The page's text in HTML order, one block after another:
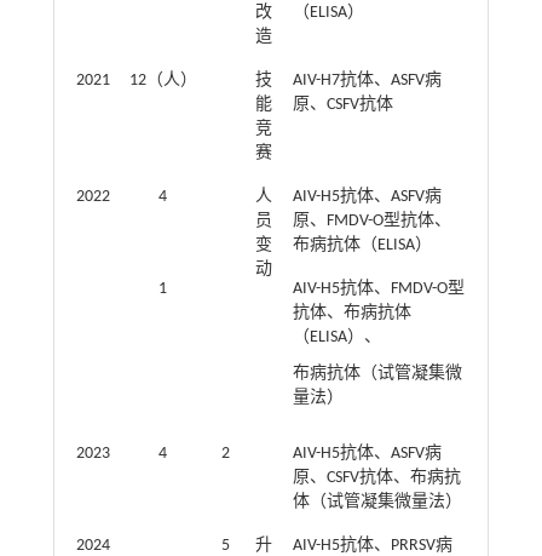
改
造
（ELISA）
2021 12（人）
技
能
竞
赛
AIV-H7抗体、ASFV病
原、CSFV抗体
2022 4
人
员
变
动
AIV-H5抗体、ASFV病
原、FMDV-O型抗体、
布病抗体（ELISA）
1
AIV-H5抗体、FMDV-O型
抗体、布病抗体
（ELISA）、
布病抗体（试管凝集微
量法）
2023 4 2
AIV-H5抗体、ASFV病
原、CSFV抗体、布病抗
体（试管凝集微量法）
2024 5
升
AIV-H5抗体、PRRSV病